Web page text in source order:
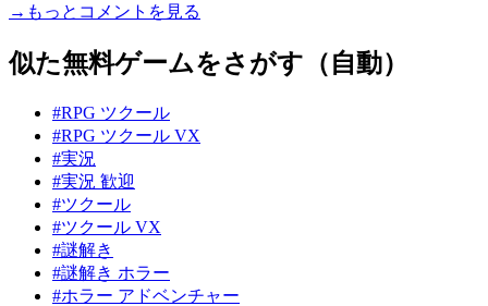
→もっとコメントを見る
似た無料ゲームをさがす（自動）
#RPG ツクール
#RPG ツクール VX
#実況
#実況 歓迎
#ツクール
#ツクール VX
#謎解き
#謎解き ホラー
#ホラー アドベンチャー